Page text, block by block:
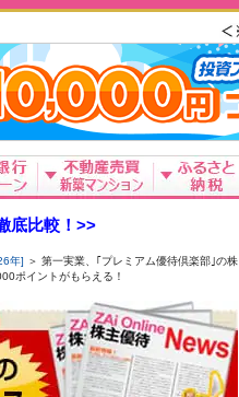
底比較！>>
年] ＞ 第一実業、｢プレミアム優待倶楽部｣の株
ポイントがもらえる！